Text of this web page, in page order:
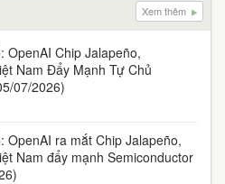
Xem thêm
OpenAI Chip Jalapeño,
Nam Đẩy Mạnh Tự Chủ
07/2026)
OpenAI ra mắt Chip Jalapeño,
Nam đẩy mạnh Semiconductor